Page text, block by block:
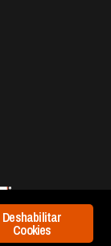
Deshabilitar
Cookies